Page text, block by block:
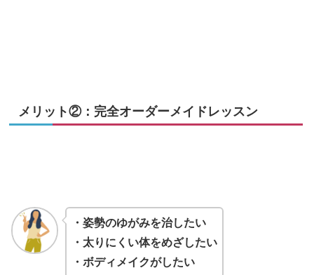
メリット②：完全オーダーメイドレッスン
・姿勢のゆがみを治したい
・太りにくい体をめざしたい
・ボディメイクがしたい